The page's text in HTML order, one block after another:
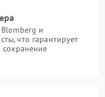
и
что гарантирует